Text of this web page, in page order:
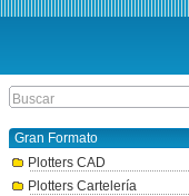
Gran Formato
Plotters CAD
Plotters Cartelería